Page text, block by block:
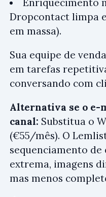
Enriquecimento
Dropcontact limpa
em massa).
Sua equipe de
em tarefas
conversando com
Alternativa se o e-
canal: Substitua o
(€55/mês). O
sequenciamento
extrema, imagens
mas menos